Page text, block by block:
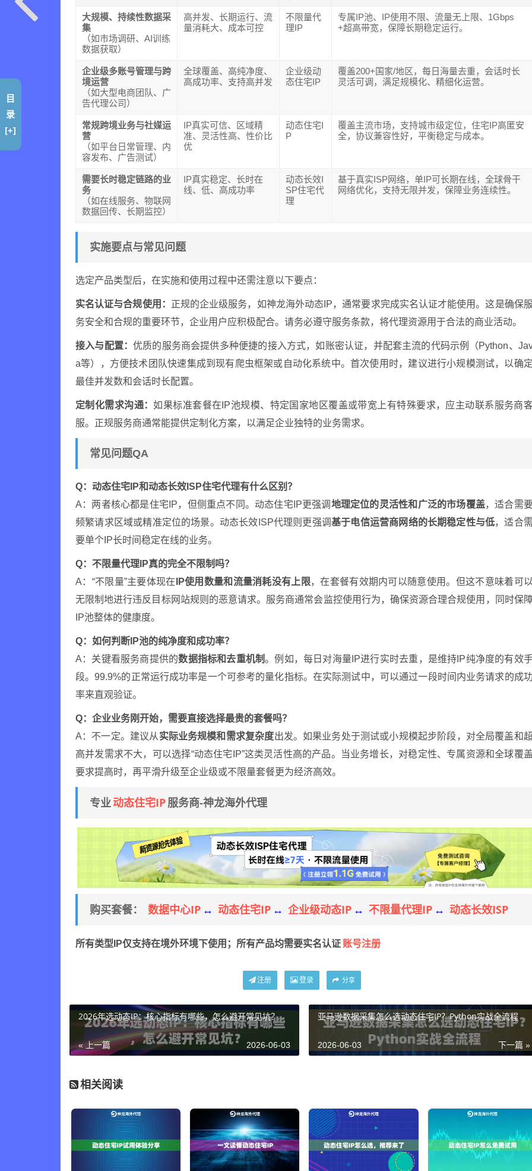
大规模、持续性数据采
集
（如市场调研、AI训练
数据获取）
高并发、长期运行、流
量消耗大、成本可控
不限量代
理IP
专属IP池、IP使用不限、流量无上限、1Gbps
+超高带宽，保障长期稳定运行。
企业级多账号管理与跨
境运营
（如大型电商团队、广
告代理公司）
全球覆盖、高纯净度、
高成功率、支持高并发
企业级动
态住宅IP
覆盖200+国家/地区，每日海量去重，会话时长
灵活可调，满足规模化、精细化运营。
常规跨境业务与社媒运
营
（如平台日常管理、内
容发布、广告测试）
IP真实可信、区域精
准、灵活性高、性价比
优
动态住宅I
P
覆盖主流市场，支持城市级定位，住宅IP高匿安
全，协议兼容性好，平衡稳定与成本。
需要长时稳定链路的业
务
（如在线服务、物联网
数据回传、长期监控）
IP真实稳定、长时在
线、低、高成功率
动态长效I
SP住宅代
理
基于真实ISP网络，单IP可长期在线，全球骨干
网络优化，支持无限并发，保障业务连续性。
实施要点与常见问题
选定产品类型后，在实施和使用过程中还需注意以下要点：
实名认证与合规使用： 正规的企业级服务，如神龙海外动态IP，通常要求完成实名认证才能使用。这是确保服
务安全和合规的重要环节，企业用户应积极配合。请务必遵守服务条款，将代理资源用于合法的商业活动。
接入与配置：优质的服务商会提供多种便捷的接入方式，如账密认证，并配套主流的代码示例（Python、
a等），方便技术团队快速集成到现有爬虫框架或自动化系统中。首次使用时，建议进行小规模测试，以确定
最佳并发数和会话时长配置。
定制化需求沟通：如果标准套餐在IP池规模、特定国家地区覆盖或带宽上有特殊要求，应主动联系服务商
服。正规服务商通常能提供定制化方案，以满足企业独特的业务需求。
常见问题QA
Q：动态住宅IP和动态长效ISP住宅代理有什么区别？
A：两者核心都是住宅IP，但侧重点不同。动态住宅IP更强调 地理定位的灵活性和广泛的市场覆盖，适合需
频繁请求区域或精准定位的场景。动态长效ISP代理则更强调基于电信运营商网络的长期稳定性与低，适合需
要单个IP长时间稳定在线的业务。
Q：不限量代理IP真的完全不限制吗？
A：“不限量”主要体现在 IP使用数量和流量消耗没有上限，在套餐有效期内可以随意使用。但这不意味着可以
无限制地进行违反目标网站规则的恶意请求。服务商通常会监控使用行为，确保资源合理合规使用，同时保
IP池整体的健康度。
Q：如何判断IP池的纯净度和成功率？
A：关键看服务商提供的数据指标和去重机制。例如，每日对海量IP进行实时去重，是维持IP纯净度的有效
段。99.9%的正常运行成功率是一个可参考的量化指标。在实际测试中，可以通过一段时间内业务请求的成功
率来直观验证。
Q：企业业务刚开始，需要直接选择最贵的套餐吗？
A：不一定。建议从 实际业务规模和需求复杂度出发。如果业务处于测试或小规模起步阶段，对全局覆盖和超
高并发需求不大，可以选择“动态住宅IP”这类灵活性高的产品。当业务增长，对稳定性、专属资源和全球覆盖
要求提高时，再平滑升级至企业级或不限量套餐更为经济高效。
专业 动态住宅IP 服务商-神龙海外代理
购买套餐： 数据中心IP ↔ 动态住宅IP ↔ 企业级动态IP ↔ 不限量代理IP ↔ 动态长效ISP
所有类型IP仅支持在境外环境下使用；所有产品均需要实名认证 账号注册
注册 登录 分享
2026年选动态IP：核心指标有哪些，怎么避开常见坑？
« 上一篇 2026-06-03
亚马逊数据采集怎么选动态住宅IP？Python实战全流程
下一篇 »
2026-06-03
相关阅读
目
录
[+]